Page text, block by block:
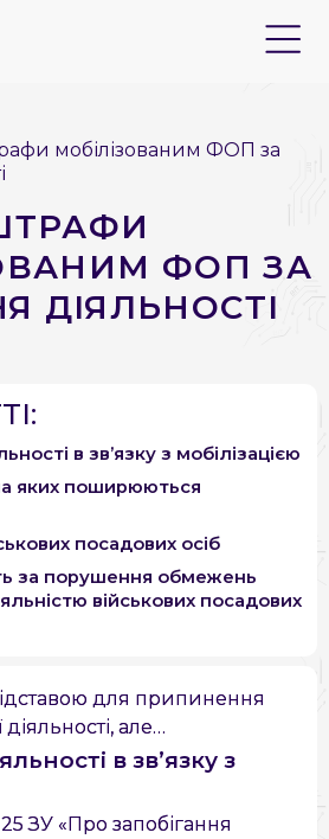
мобілізованим ФОП за
ФОП ЗА
ДІЯЛЬНОСТІ
в зв’язку з мобілізацією
яких поширюються
посадових осіб
за порушення обмежень
військових посадових
для припинення
але…
в зв’язку з
ЗУ «Про запобігання